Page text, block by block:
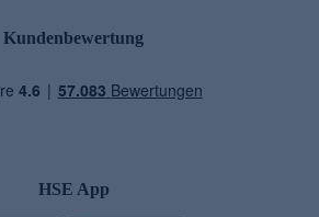
Kundenbewertung
HSE App